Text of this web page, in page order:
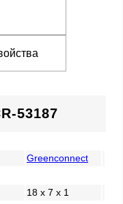
53187
Greenconnect
18 x 7 x 1